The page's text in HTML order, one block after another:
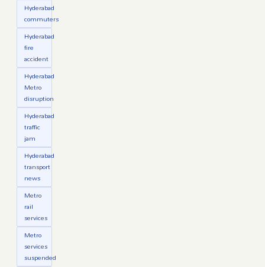
Hyderabad
commuters
Hyderabad
fire
accident
Hyderabad
Metro
disruption
Hyderabad
traffic
jam
Hyderabad
transport
news
Metro
rail
services
Metro
services
suspended